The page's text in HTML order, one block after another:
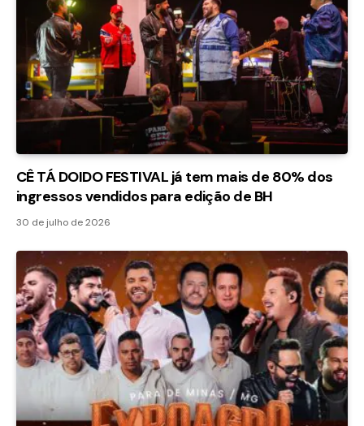
CÊ TÁ DOIDO FESTIVAL já tem mais de 80% dos
ingressos vendidos para edição de BH
30 de julho de 2026